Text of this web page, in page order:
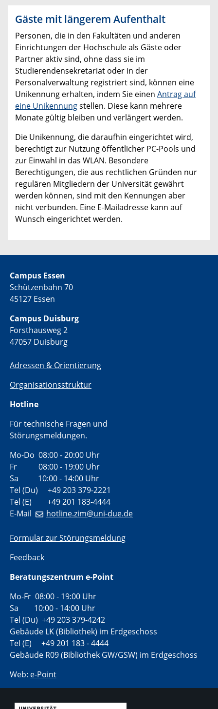
Gäste mit längerem Aufenthalt
Personen, die in den Fakultäten und anderen
Einrichtungen der Hochschule als Gäste oder
Partner aktiv sind, ohne dass sie im
Studierendensekretariat oder in der
Personalverwaltung registriert sind, können eine
Unikennung erhalten, indem Sie einen Antrag auf
eine Unikennungstellen. Diese kann mehrere
Monate gültig bleiben und verlängert werden.
Die Unikennung, die daraufhin eingerichtet wird,
berechtigt zur Nutzung öffentlicher PC-Pools und
zur Einwahl in das WLAN. Besondere
Berechtigungen, die aus rechtlichen Gründen nur
regulären Mitgliedern der Universität gewährt
werden können, sind mit den Kennungen aber
nicht verbunden. Eine E-Mailadresse kann auf
Wunsch eingerichtet werden.
Campus Essen
Schützenbahn 70
45127 Essen
Campus Duisburg
Forsthausweg 2
47057 Duisburg
Adressen & Orientierung
Organisationsstruktur
Hotline
Für technische Fragen und
Störungsmeldungen.
Mo-Do 08:00 - 20:00 Uhr
Fr 08:00 - 19:00 Uhr
Sa 10:00 - 14:00 Uhr
Tel (Du) +49 203 379-2221
Tel (E) +49 201 183-4444
E-Mail
hotline.zim@uni-due.de
Formular zur Störungsmeldung
Feedback
Beratungszentrum e-Point
Mo-Fr 08:00 - 19:00 Uhr
Sa 10:00 - 14:00 Uhr
Tel (Du) +49 203 379-4242
Gebäude LK (Bibliothek) im Erdgeschoss
Tel (E) +49 201 183 - 4444
Gebäude R09 (Bibliothek GW/GSW) im Erdgeschoss
Web: e-Point